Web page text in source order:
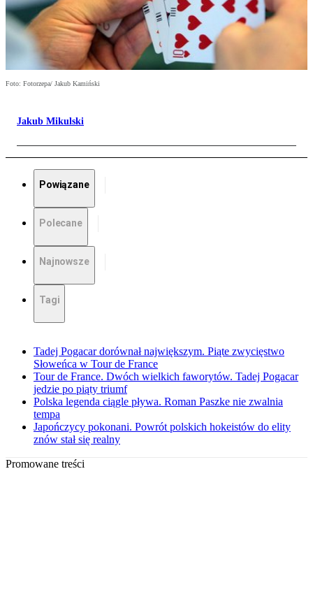
Foto: Fotorzepa/ Jakub Kamiński
Jakub Mikulski
Powiązane
Polecane
Najnowsze
Tagi
Tadej Pogacar dorównał największym. Piąte zwycięstwo
Słoweńca w Tour de France
Tour de France. Dwóch wielkich faworytów. Tadej Pogacar
jedzie po piąty triumf
Polska legenda ciągle pływa. Roman Paszke nie zwalnia
tempa
Japończycy pokonani. Powrót polskich hokeistów do elity
znów stał się realny
Promowane treści